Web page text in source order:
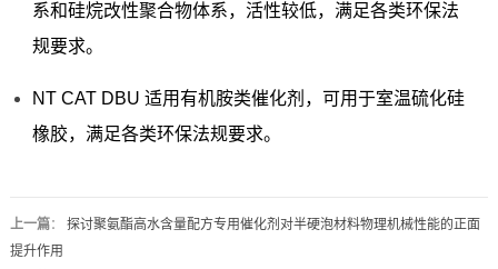
系和硅烷改性聚合物体系，活性较低，满足各类环保法
规要求。
NT CAT DBU 适用有机胺类催化剂，可用于室温硫化硅
橡胶，满足各类环保法规要求。
上一篇： 探讨聚氨酯高水含量配方专用催化剂对半硬泡材料物理机械性能的正面
提升作用